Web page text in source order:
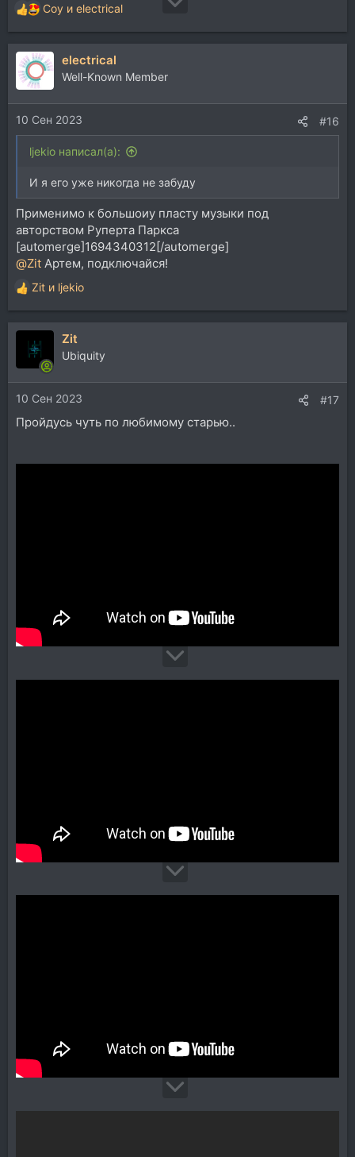
Р
е
а
к
ц
и
и
:
Coy и electrical
electrical
Well-Known Member
10 Сен 2023 #16
ljekio написал(а):
И я его уже никогда не забуду
Применимо к большоиу пласту музыки под
авторством Руперта Паркса
[automerge]1694340312[/automerge]
@Zit Артем, подключайся!
Р
е
а
и
и
:
Zit и ljekio
Zit
Ubiquity
10 Сен 2023 #17
Пройдусь чуть по любимому старью..